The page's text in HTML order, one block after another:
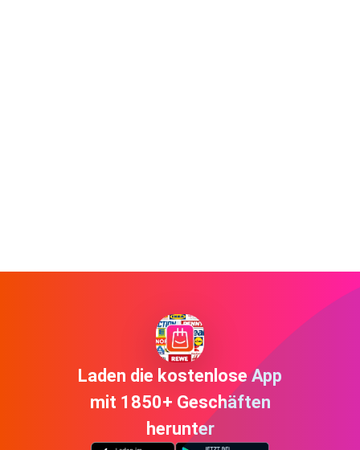
Laden die kostenlose App
mit 1850+ Geschäften
herunter